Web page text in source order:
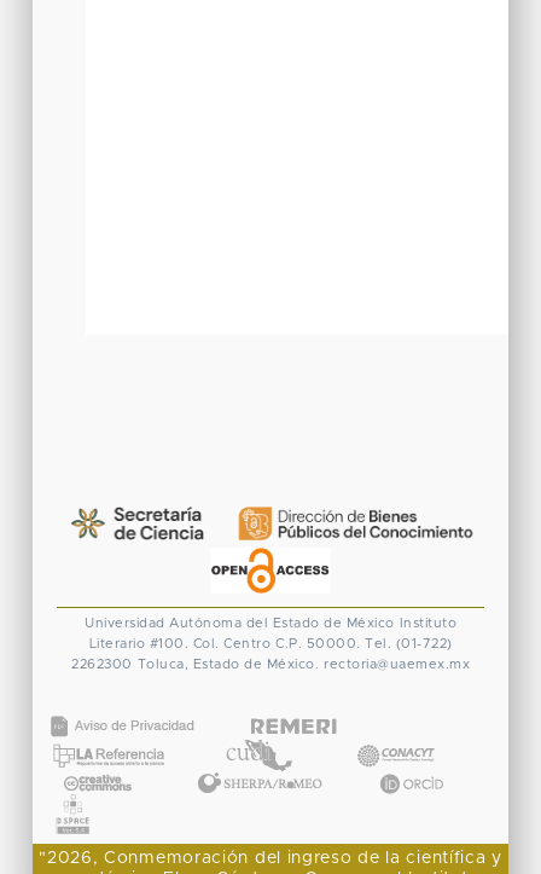
Universidad Autónoma del Estado de México
Instituto
Literario #100. Col. Centro C.P. 50000. Tel. (01-722)
2262300 Toluca, Estado de México. rectoria@uaemex.mx
"2026, Conmemoración del ingreso de la científica y